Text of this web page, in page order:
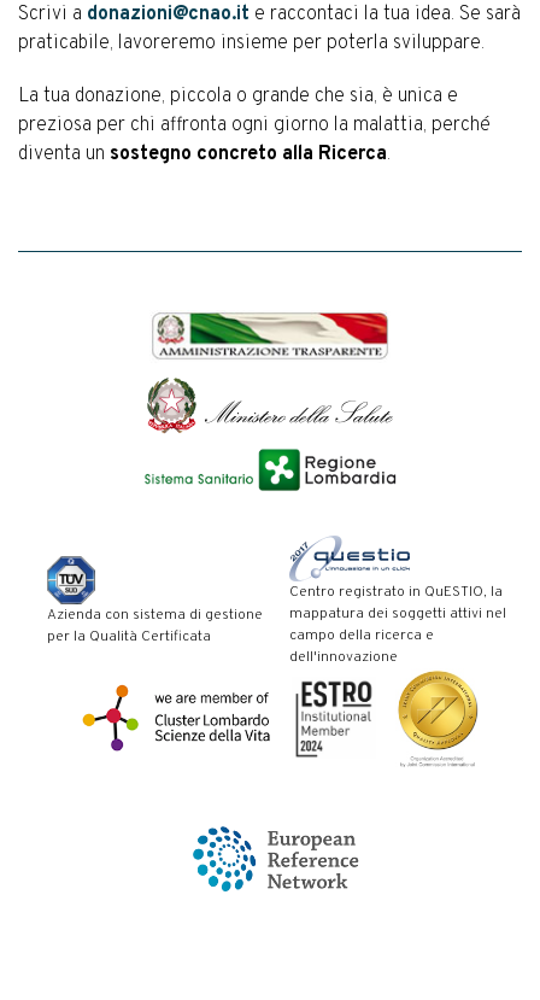
Scrivi a donazioni@cnao.it e raccontaci la tua idea. Se sarà
praticabile, lavoreremo insieme per poterla sviluppare.
La tua donazione, piccola o grande che sia, è unica e
preziosa per chi affronta ogni giorno la malattia, perché
diventa un sostegno concreto alla Ricerca.
Azienda con sistema di gestione
per la Qualità Certificata
Centro registrato in QuESTIO, la
mappatura dei soggetti attivi nel
campo della ricerca e
dell'innovazione